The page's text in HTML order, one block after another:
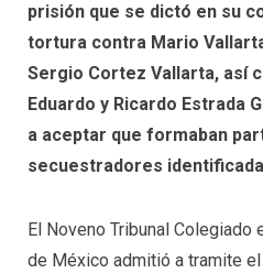
prisión que se dictó en su
tortura contra Mario
Sergio Cortez Vallarta, así
Eduardo y Ricardo Estrada
a aceptar que formaban
secuestradores
El Noveno Tribunal Colegiado
de México admitió a tramite